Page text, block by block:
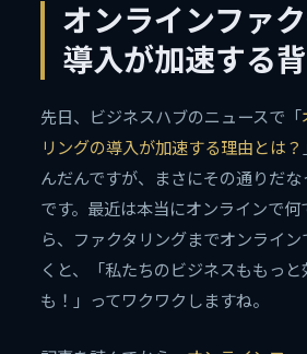
オンラインファ
導入が加速する
先日、ビジネスハブのニュースで「
リングの導入が加速する理由とは？
んだんですが、まさにその通りだ
です。最近は本当にオンラインで
ら、ファクタリングまでオンライ
くと、「私たちのビジネスももっ
も！」ってワクワクしますね。